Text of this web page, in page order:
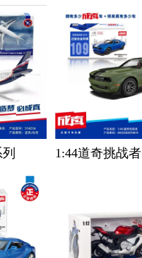
1:44道奇挑战者